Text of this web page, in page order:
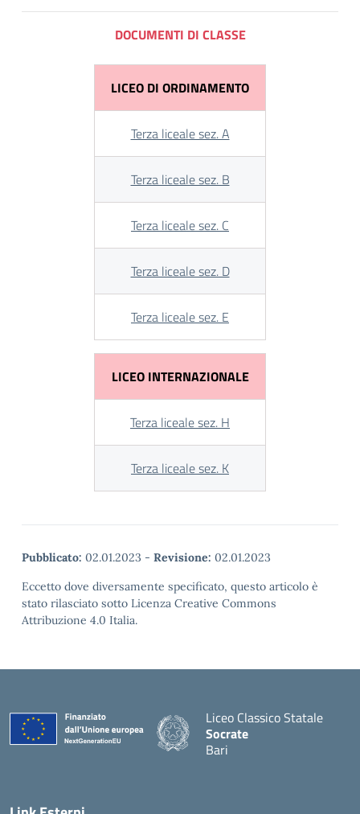
DOCUMENTI DI CLASSE
LICEO DI ORDINAMENTO
Terza liceale sez. A
Terza liceale sez. B
Terza liceale sez. C
Terza liceale sez. D
Terza liceale sez. E
LICEO INTERNAZIONALE
Terza liceale sez. H
Terza liceale sez. K
Pubblicato: 02.01.2023 - Revisione: 02.01.2023
Eccetto dove diversamente specificato, questo articolo è
stato rilasciato sotto Licenza Creative Commons
Attribuzione 4.0 Italia.
Liceo Classico Statale
Socrate
Bari